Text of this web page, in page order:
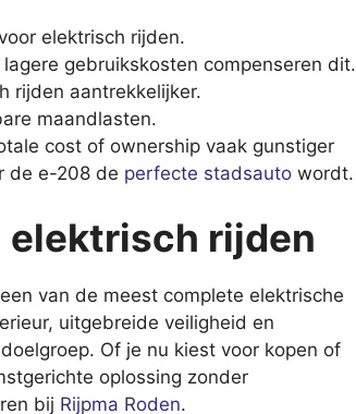
elektrisch rijden.
gebruikskosten compenseren dit.
rijden aantrekkelijker.
maandlasten.
cost of ownership vaak gunstiger
de e-208 de perfecte stadsauto wordt.
elektrisch rijden
van de meest complete elektrische
uitgebreide veiligheid en
Of je nu kiest voor kopen of
oplossing zonder
bij Rijpma Roden.